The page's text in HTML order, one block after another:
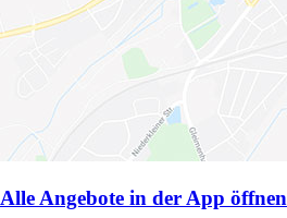
Alle Angebote in der App öffnen